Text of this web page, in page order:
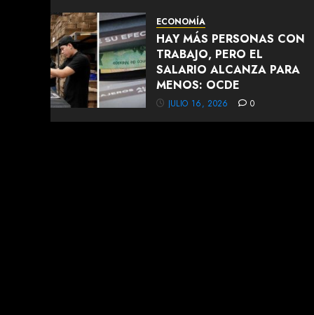
ECONOMÍA
HAY MÁS PERSONAS CON
TRABAJO, PERO EL
SALARIO ALCANZA PARA
MENOS: OCDE
JULIO 16, 2026 0